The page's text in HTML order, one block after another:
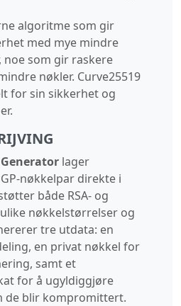
algoritme som gir
med mye mindre
noe som gir raskere
nøkler. Curve25519
for sin sikkerhet og
Generator lager
direkte i
både RSA‑ og
nøkkelstørrelser og
tre utdata: en
en privat nøkkel for
samt et
for å ugyldiggjøre
de blir kompromittert.